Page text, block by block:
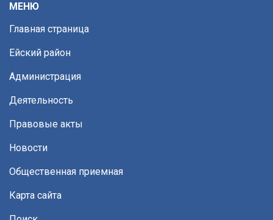
МЕНЮ
Главная страница
Ейский район
Администрация
Деятельность
Правовые акты
Новости
Общественная приемная
Карта сайта